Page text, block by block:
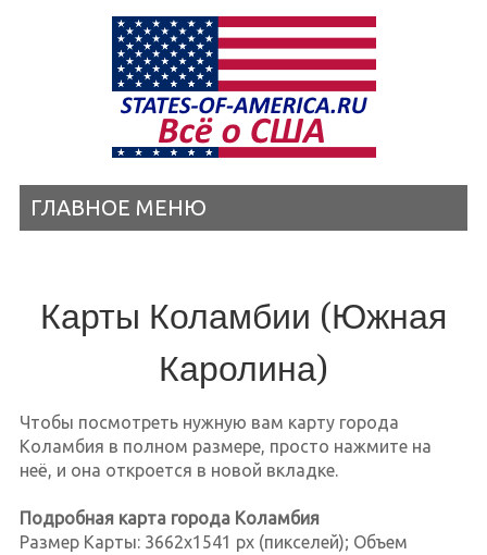
ГЛАВНОЕ МЕНЮ
Карты Коламбии (Южная
Каролина)
Чтобы посмотреть нужную вам карту города
Коламбия в полном размере, просто нажмите на
неё, и она откроется в новой вкладке.
Подробная карта города Коламбия
Размер Карты: 3662x1541 px (пикселей); Объем